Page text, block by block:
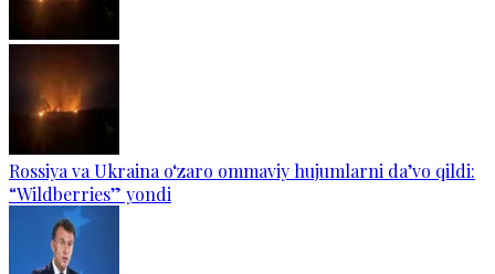
Rossiya va Ukraina o‘zaro ommaviy hujumlarni da’vo qildi:
“Wildberries” yondi